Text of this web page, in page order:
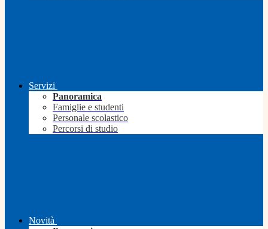
Servizi
Panoramica
Famiglie e studenti
Personale scolastico
Percorsi di studio
Novità